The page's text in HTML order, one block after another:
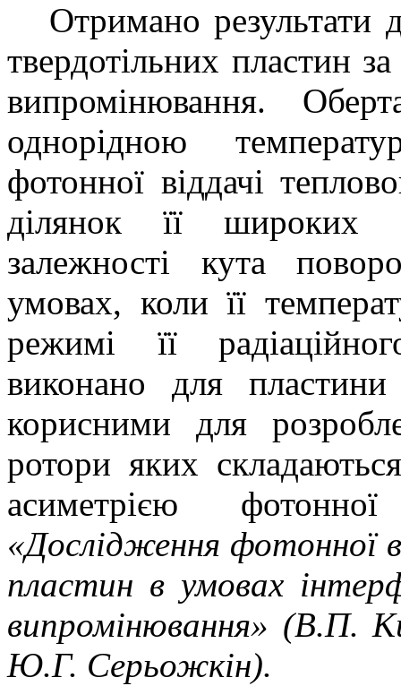
Отримано результати
твердотiльних пластин
випромінювання.
однорідною
фотонної вiддачi
ділянок її широких
залежності кута
умовах, коли її
режимі її
виконано для
корисними для
ротори яких
асиметрiєю
«Дослідження фотонної
пластин в умовах
випромінювання» (В.П.
Ю.Г. Серьожкін).